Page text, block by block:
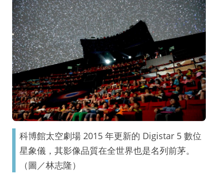
科博館太空劇場 2015 年更新的 Digistar 5 數位
星象儀，其影像品質在全世界也是名列前茅。
（圖／林志隆）